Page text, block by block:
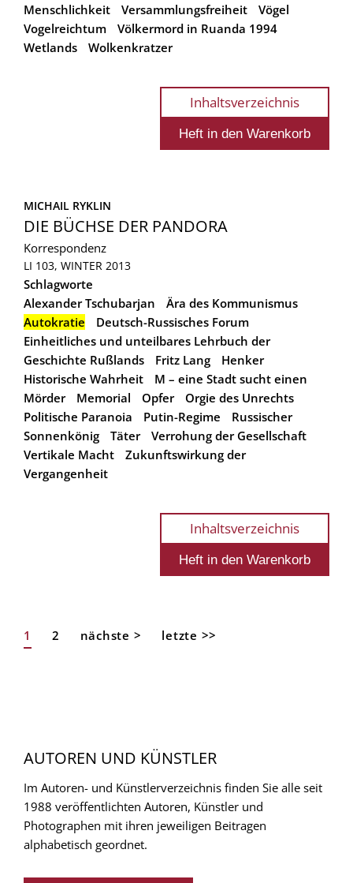
Menschlichkeit
Versammlungsfreiheit
Vögel
Vogelreichtum
Völkermord in Ruanda 1994
Wetlands
Wolkenkratzer
Inhaltsverzeichnis
MICHAIL RYKLIN
DIE BÜCHSE DER PANDORA
Korrespondenz
LI 103, WINTER 2013
Schlagworte
Alexander Tschubarjan
Ära des Kommunismus
Autokratie
Deutsch-Russisches Forum
Einheitliches und unteilbares Lehrbuch der
Geschichte Rußlands
Fritz Lang
Henker
Historische Wahrheit
M – eine Stadt sucht einen
Mörder
Memorial Opfer
Orgie des Unrechts
Politische Paranoia
Putin-Regime
Russischer
Sonnenkönig
Täter
Verrohung der Gesellschaft
Vertikale Macht
Zukunftswirkung der
Vergangenheit
Inhaltsverzeichnis
Seitennummerierung
Aktuelle
1 Page
2
Nächste
nächste >
Letzte
letzte >>
AUTOREN UND KÜNSTLER
Im Autoren- und Künstlerverzeichnis finden Sie alle seit
1988 veröffentlichten Autoren, Künstler und
Photographen mit ihren jeweiligen Beitragen
alphabetisch geordnet.